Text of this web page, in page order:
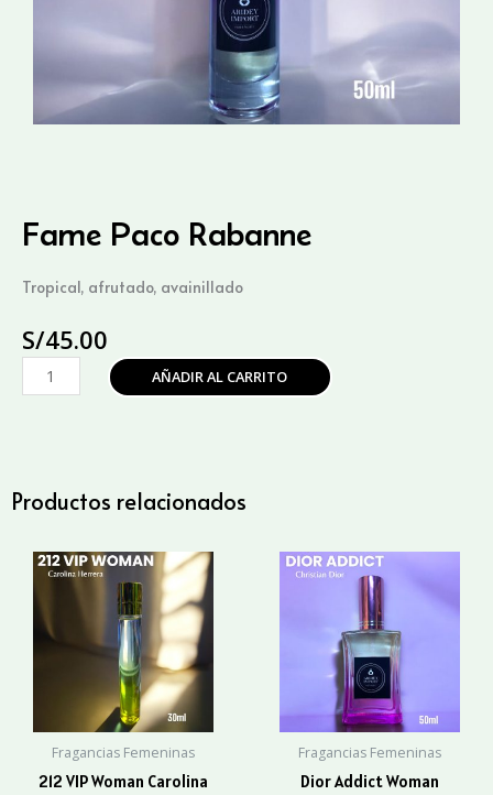
Fame Paco Rabanne
Tropical, afrutado, avainillado
S/45.00
Fame
Paco
AÑADIR AL CARRITO
Productos relacionados
Fragancias Femeninas
212 VIP Woman Carolina
Fragancias Femeninas
Dior Addict Woman